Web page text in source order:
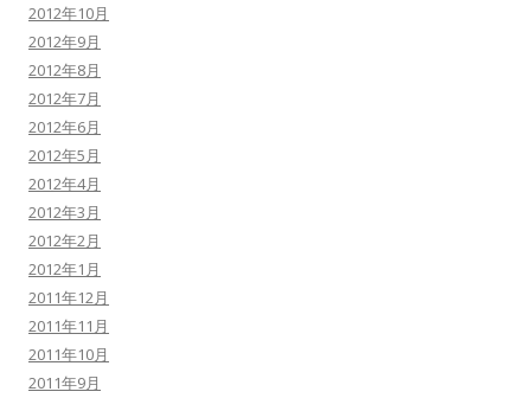
2012年10月
2012年9月
2012年8月
2012年7月
2012年6月
2012年5月
2012年4月
2012年3月
2012年2月
2012年1月
2011年12月
2011年11月
2011年10月
2011年9月